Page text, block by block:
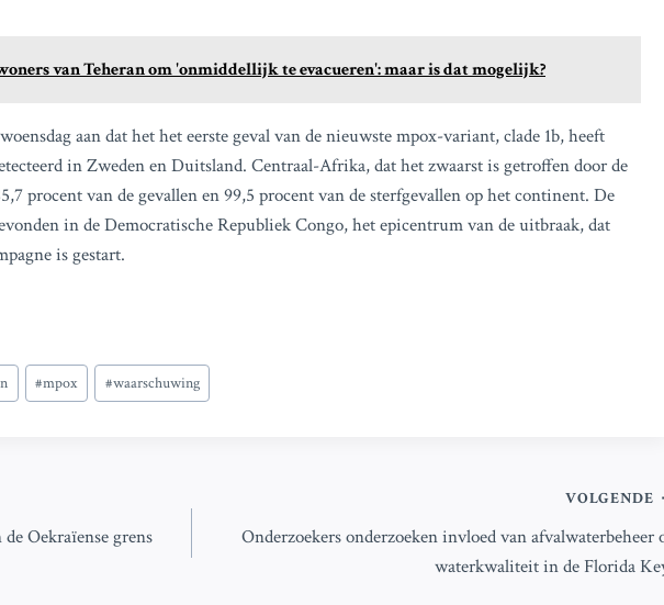
van Teheran om 'onmiddellijk te evacueren': maar is dat mogelijk?
aan dat het het eerste geval van de nieuwste mpox-variant, clade 1b, heeft
in Zweden en Duitsland. Centraal-Afrika, dat het zwaarst is getroffen door de
procent van de gevallen en 99,5 procent van de sterfgevallen op het continent. De
in de Democratische Republiek Congo, het epicentrum van de uitbraak, dat
is gestart.
#mpox #waarschuwing
Oekraïense grens
VOLGENDE
Onderzoekers onderzoeken invloed van afvalwaterbeheer
waterkwaliteit in de Florida